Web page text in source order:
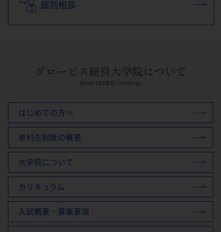
個別相談
グロービス経営大学院について
About GLOBIS University
はじめての方へ
単科生制度の概要
大学院について
カリキュラム
入試概要・募集要項